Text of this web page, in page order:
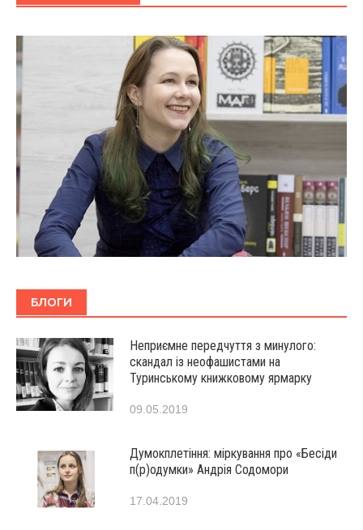
БЛОГИ
Неприємне передчуття з минулого:
скандал із неофашистами на
Туринському книжковому ярмарку
09.05.2019
Думокплетіння: міркування про «Бесіди
п(р)одумки» Андрія Содомори
17.04.2019